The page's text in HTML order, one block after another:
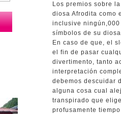
Los premios sobre
diosa Afrodita como
inclusive
símbolos de su
En caso de que, el
el fin de pasar
divertimento, tanto
interpretación
debemos descuidar
alguna cosa cual
transpirado que
profusamente